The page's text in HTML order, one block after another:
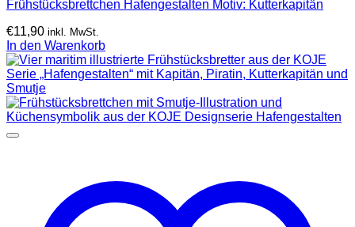
Frühstücksbrettchen Hafengestalten Motiv: Kutterkapitän
€11,90 inkl. MwSt.
In den Warenkorb